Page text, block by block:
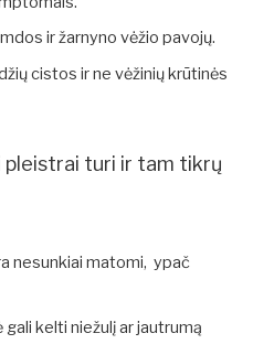
ir žarnyno vėžio pavojų.
cistos ir ne vėžinių krūtinės
pleistrai turi ir tam tikrų
nesunkiai matomi, ypač
kelti niežulį ar jautrumą